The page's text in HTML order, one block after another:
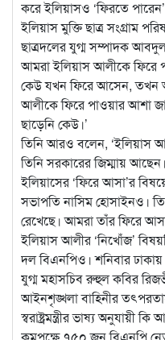
করে ইলিয়াসও ‘ফিরতে
ইলিয়াস মুক্তি ছাত্র সংগ্রাম
ছাত্রদলের যুগ্ম সম্পাদক
আমরা ইলিয়াস আলীকে ফিরে
কেউ যখন ফিরে আসেন, তখন
আলীকে ফিরে পাওয়ার আশা
ছাড়েনি কেউ।’
তিনি আরও বলেন, ‘ইলিয়াস
তিনি সরকারের জিম্মায়
ইলিয়াসের ‘ফিরে আসা’র
সভাপতি নাসিম হোসাইনও।
রেখেছে। আমরা তাঁর ফিরে
ইলিয়াস আলীর ‘নিখোঁজ’
দল বিএনপিও। শনিবার
যুগ্ম মহাসচিব রুহুল কবির রিজভী
আইনশৃঙ্খলা বাহিনীর
স্বরাষ্ট্রমন্ত্রীর ভাষ্য